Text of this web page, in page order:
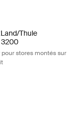
Thule
stores montés sur